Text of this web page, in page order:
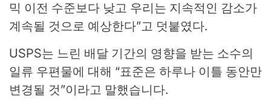
믹 이전 수준보다 낮고 우리는 지속적인 감소가
계속될 것으로 예상한다”고 덧붙였다.
USPS는 느린 배달 기간의 영향을 받는 소수의
일류 우편물에 대해 “표준은 하루나 이틀 동안만
변경될 것”이라고 말했습니다.